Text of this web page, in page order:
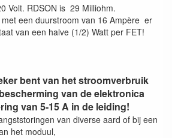
Volt. RDSON is 29 Milliohm.
een duurstroom van 16 Ampère er
van een halve (1/2) Watt per FET!
bent van het stroomverbruik
van de elektronica
van 5-15 A in de leiding!
van diverse aard of bij een
het moduul,